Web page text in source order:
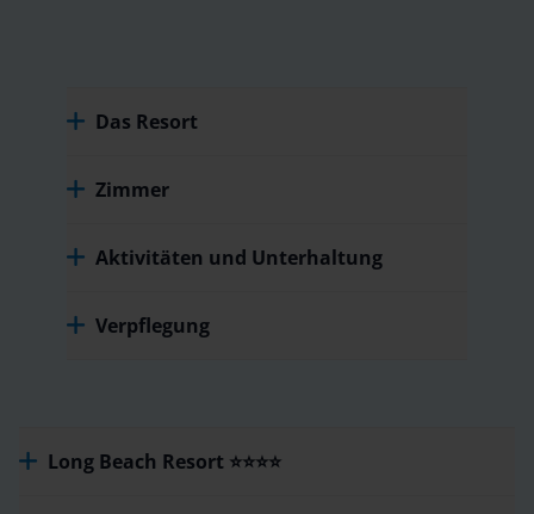
Das Resort
Zimmer
Aktivitäten und Unterhaltung
Verpflegung
Long Beach Resort ⭐⭐⭐⭐